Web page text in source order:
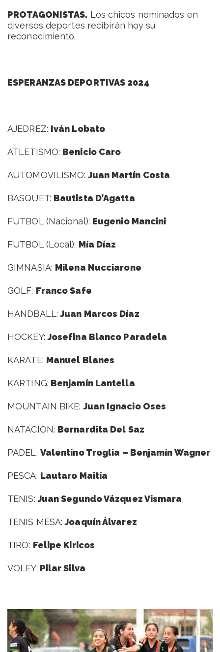
PROTAGONISTAS. Los chicos nominados en
diversos deportes recibirán hoy su
reconocimiento.
ESPERANZAS DEPORTIVAS 2024
AJEDREZ: Iván Lobato
ATLETISMO: Benicio Caro
AUTOMOVILISMO:Juan Martín Costa
BASQUET: Bautista D’Agatta
FUTBOL (Nacional): Eugenio Mancini
FUTBOL (Local): Mía Díaz
GIMNASIA: Milena Nucciarone
GOLF: Franco Safe
HANDBALL:Juan Marcos Díaz
HOCKEY:Josefina Blanco Paradela
KARATE: Manuel Blanes
KARTING: Benjamín Lantella
MOUNTAIN BIKE:Juan Ignacio Oses
NATACION: Bernardita Del Saz
PADEL: Valentino Troglia – Benjamín Wagner
PESCA: Lautaro Maitía
TENIS:Juan Segundo Vázquez Vismara
TENIS MESA:Joaquín Álvarez
TIRO: Felipe Kiricos
VOLEY: Pilar Silva